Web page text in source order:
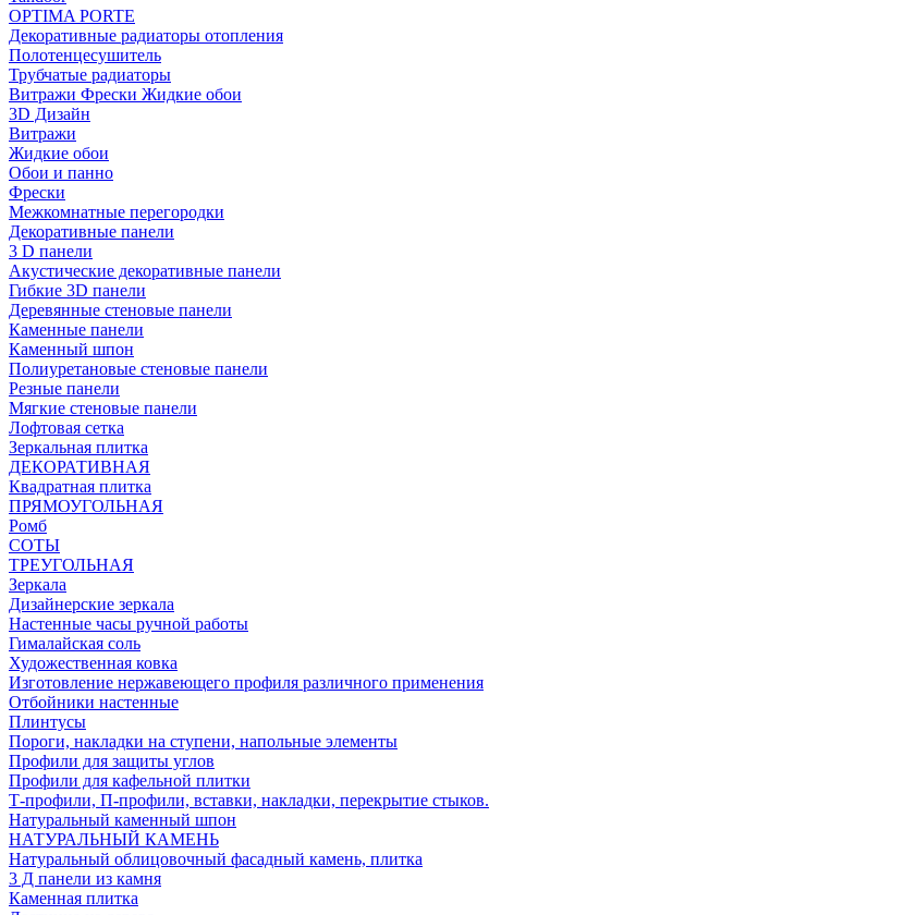
OPTIMA PORTE
Декоративные радиаторы отопления
Полотенцесушитель
Трубчатые радиаторы
Витражи Фрески Жидкие обои
3D Дизайн
Витражи
Жидкие обои
Обои и панно
Фрески
Межкомнатные перегородки
Декоративные панели
3 D панели
Акустические декоративные панели
Гибкие 3D панели
Деревянные стеновые панели
Каменные панели
Каменный шпон
Полиуретановые стеновые панели
Резные панели
Мягкие стеновые панели
Лофтовая сетка
Зеркальная плитка
ДЕКОРАТИВНАЯ
Квадратная плитка
ПРЯМОУГОЛЬНАЯ
Ромб
СОТЫ
ТРЕУГОЛЬНАЯ
Зеркала
Дизайнерские зеркала
Настенные часы ручной работы
Гималайская соль
Художественная ковка
Изготовление нержавеющего профиля различного применения
Отбойники настенные
Плинтусы
Пороги, накладки на ступени, напольные элементы
Профили для защиты углов
Профили для кафельной плитки
Т-профили, П-профили, вставки, накладки, перекрытие стыков.
Натуральный каменный шпон
НАТУРАЛЬНЫЙ КАМЕНЬ
Натуральный облицовочный фасадный камень, плитка
3 Д панели из камня
Каменная плитка